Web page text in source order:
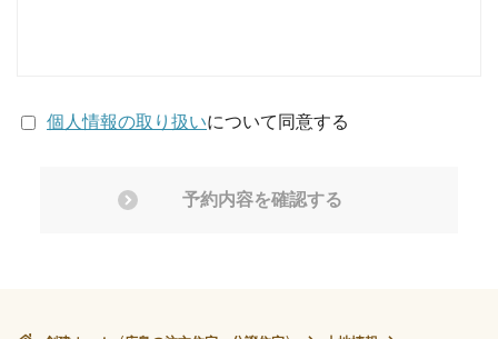
個人情報の取り扱いについて同意する